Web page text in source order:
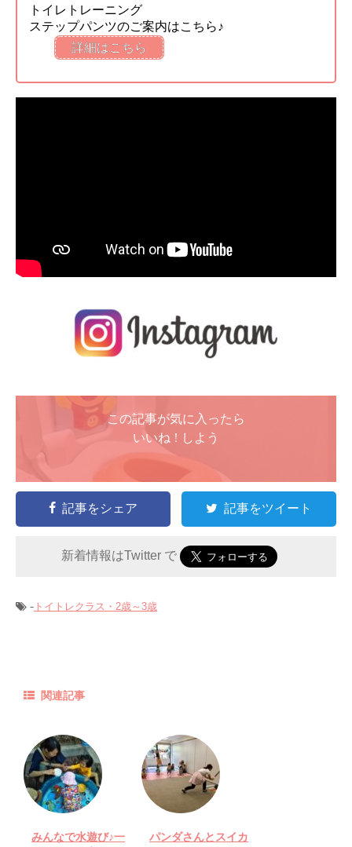
トイレトレーニング
ステップパンツのご案内はこちら♪
詳細はこちら
この記事が気に入ったら
いいね ! しよう
記事をシェア 記事をツイート
新着情報はTwitter で
- トイトレクラス・2歳～3歳
関連記事
みんなで水遊び♪一
パンダさんとスイカ